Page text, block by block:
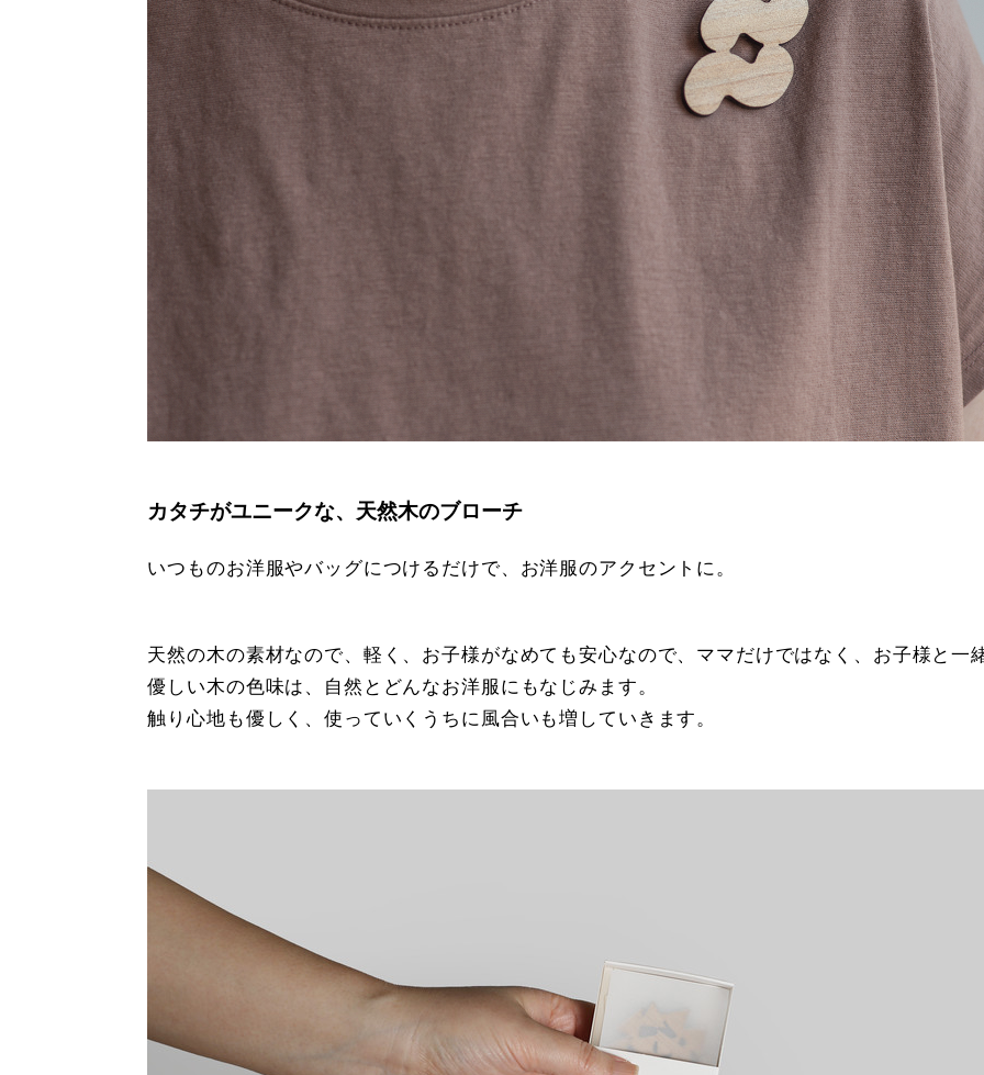
カタチがユニークな、天然木のブローチ
いつものお洋服やバッグにつけるだけで、お洋服のアクセントに。
天然の木の素材なので、軽く、お子様がなめても安心なので、ママだけではなく、お子様と一
優しい木の色味は、自然とどんなお洋服にもなじみます。
触り心地も優しく、使っていくうちに風合いも増していきます。